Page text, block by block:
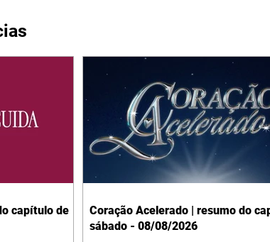
capítulo de
Coração Acelerado | resumo do
sábado - 08/08/2026